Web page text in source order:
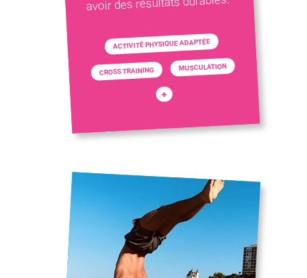
ACTIVITÉ PHYSIQUE ADAPTÉE
CROSS TRAINING MUSCULATION
+